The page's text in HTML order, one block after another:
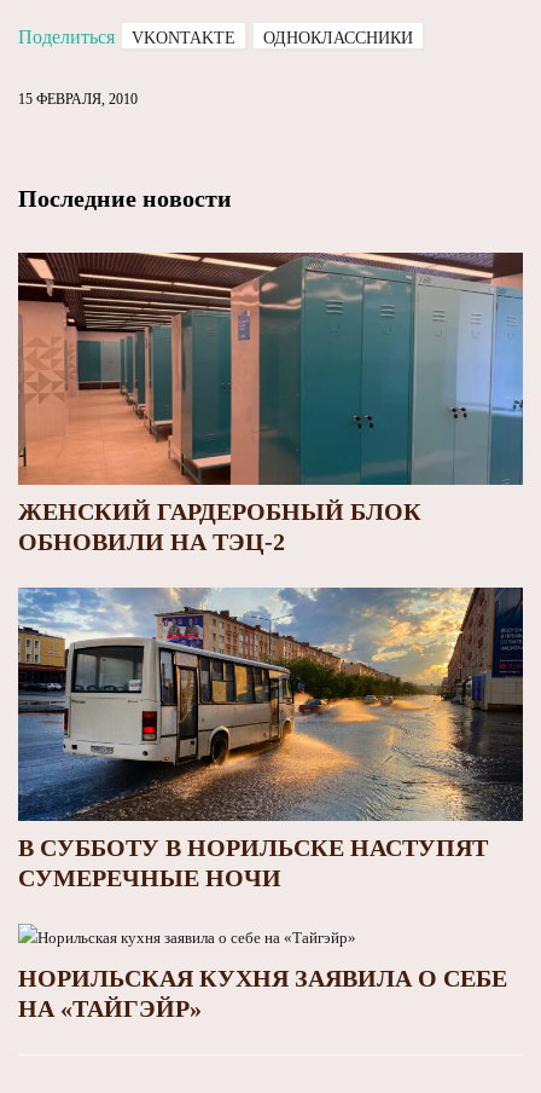
Поделиться VKONTAKTE ОДНОКЛАССНИКИ
15 ФЕВРАЛЯ, 2010
Последние новости
ЖЕНСКИЙ ГАРДЕРОБНЫЙ БЛОК
ОБНОВИЛИ НА ТЭЦ-2
В СУББОТУ В НОРИЛЬСКЕ НАСТУПЯТ
СУМЕРЕЧНЫЕ НОЧИ
НОРИЛЬСКАЯ КУХНЯ ЗАЯВИЛА О СЕБЕ
НА «ТАЙГЭЙР»